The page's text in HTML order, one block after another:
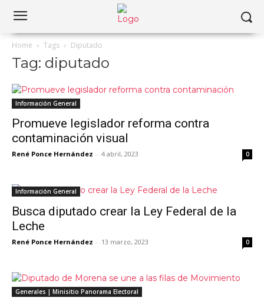
Home Tags Diputado
Tag: diputado
Información General
Promueve legislador reforma contra
contaminación visual
René Ponce Hernández - 4 abril, 2023 0
Información General
Busca diputado crear la Ley Federal de la
Leche
René Ponce Hernández - 13 marzo, 2023 0
Generales | Minisitio Panorama Electoral